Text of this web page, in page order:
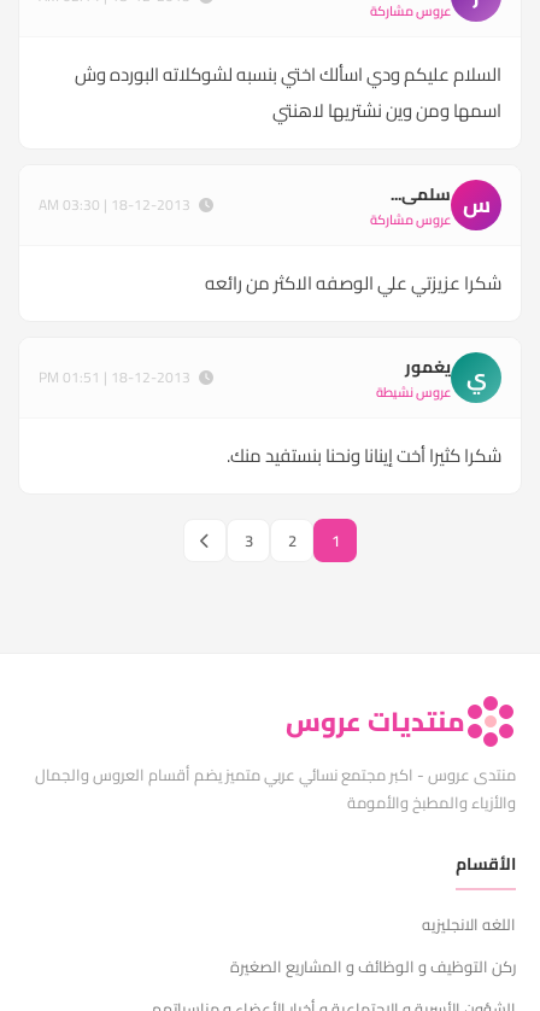
عروس مشاركة
السلام عليكم ودي اسألك اختي بنسبه لشوكلاته البورده وش
اسمها ومن وين نشتريها لاهنتي
س سلمى...
عروس مشاركة
شكرا عزيزتي علي الوصفه الاكثر من رائعه
ي يغمور
عروس نشيطة
شكرا كثيرا أخت إينانا ونحنا بنستفيد منك.
1
2
3
منتديات عروس
منتدى عروس - اكبر مجتمع نسائي عربي متميز يضم أقسام العروس والجمال
والأزياء والمطبخ والأمومة
الأقسام
اللغه الانجليزيه
ركن التوظيف و الوظائف و المشاريع الصغيرة